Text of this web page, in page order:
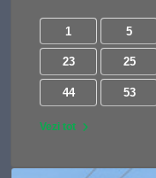
1 5
23 25
44 53
Vezi tot